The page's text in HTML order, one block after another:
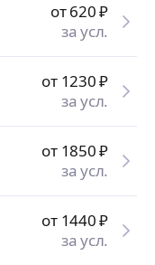
от 620₽
за усл.
от 1230₽
за усл.
от 1850₽
за усл.
от 1440₽
за усл.